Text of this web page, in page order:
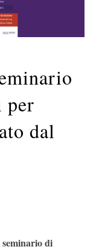
per
dal
di